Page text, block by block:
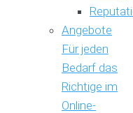
Angebote
Für jeden
Bedarf das
Richtige im
Online-